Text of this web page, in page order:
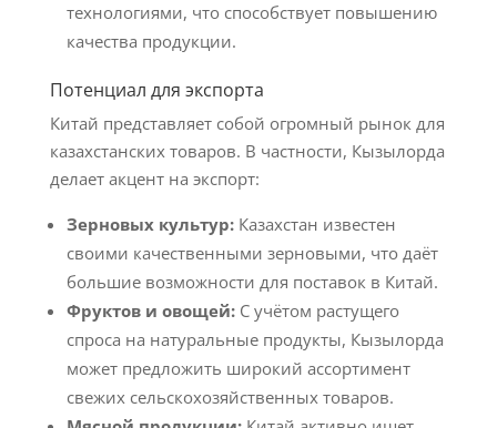
технологиями, что способствует повышению
качества продукции.
Потенциал для экспорта
Китай представляет собой огромный рынок для
казахстанских товаров. В частности, Кызылорда
делает акцент на экспорт:
Зерновых культур:Казахстан известен
своими качественными зерновыми, что даёт
большие возможности для поставок в Китай.
Фруктов и овощей:С учётом растущего
спроса на натуральные продукты, Кызылорда
может предложить широкий ассортимент
свежих сельскохозяйственных товаров.